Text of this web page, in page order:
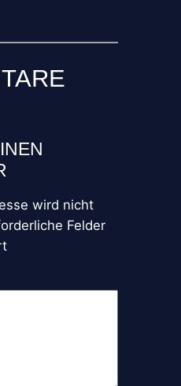
wird nicht
Felder